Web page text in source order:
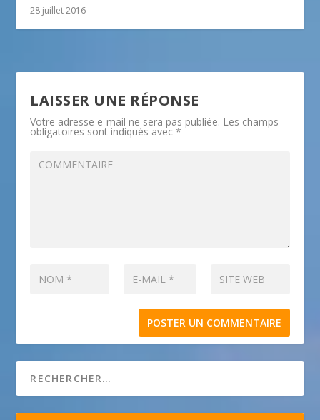
28 juillet 2016
LAISSER UNE RÉPONSE
Votre adresse e-mail ne sera pas publiée. Les champs
obligatoires sont indiqués avec*